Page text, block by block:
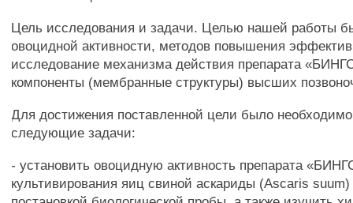
Цель исследования и задачи. Целью нашей работы
овоцидной активности, методов повышения
исследование механизма действия препарата
компоненты (мембранные структуры) высших
Для достижения поставленной цели было
следующие задачи:
- установить овоцидную активность препарата
культивирования яиц свиной аскариды (Ascaris